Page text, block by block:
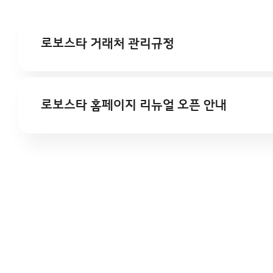
로보스타 거래처 관리규정
로보스타 홈페이지 리뉴얼 오픈 안내